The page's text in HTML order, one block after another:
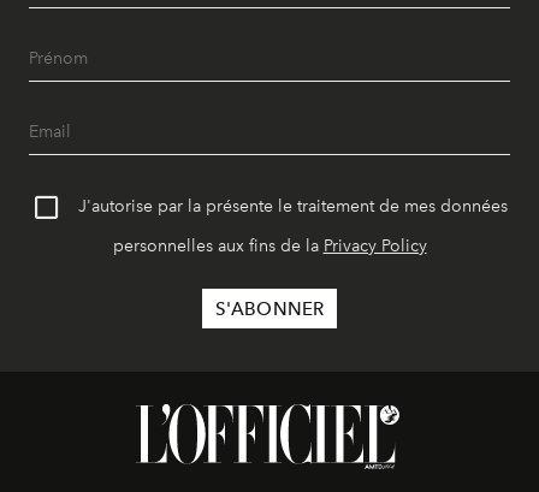
J'autorise par la présente le traitement de mes données
personnelles aux fins de la Privacy Policy